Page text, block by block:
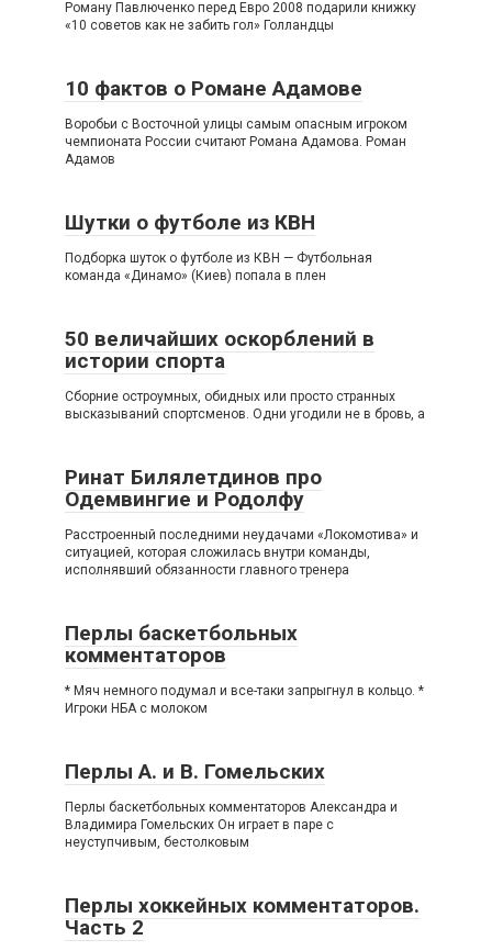
Роману Павлюченко перед Евро 2008 подарили книжку
«10 советов как не забить гол» Голландцы
10 фактов о Романе Адамове
Воробьи с Восточной улицы самым опасным игроком
чемпионата России считают Романа Адамова. Роман
Адамов
Шутки о футболе из КВН
Подборка шуток о футболе из КВН — Футбольная
команда «Динамо» (Киев) попала в плен
50 величайших оскорблений в
истории спорта
Сборние остроумных, обидных или просто странных
высказываний спортсменов. Одни угодили не в бровь, а
Ринат Билялетдинов про
Одемвингие и Родолфу
Расстроенный последними неудачами «Локомотива» и
ситуацией, которая сложилась внутри команды,
исполнявший обязанности главного тренера
Перлы баскетбольных
комментаторов
* Мяч немного подумал и все-таки запрыгнул в кольцо. *
Игроки НБА с молоком
Перлы А. и В. Гомельских
Перлы баскетбольных комментаторов Александра и
Владимира Гомельских Он играет в паре с
неуступчивым, бестолковым
Перлы хоккейных комментаторов.
Часть 2